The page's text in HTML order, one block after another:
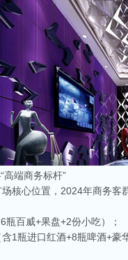
端商务标杆”
核心位置，2024年商务
百威+果盘+2份小吃）；
1瓶进口红酒+8瓶啤酒+豪